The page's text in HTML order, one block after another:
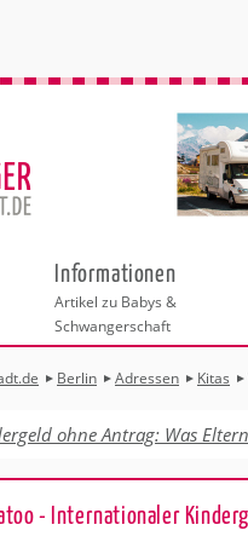
Kliniken
&
Checklisten
Erste
Sport für
Kurse
Shopping
Wellness
Informationen
Artikel zu Babys &
Schwangerschaft
Berlin Adressen Kitas
ohne Antrag: Was
- Internationaler